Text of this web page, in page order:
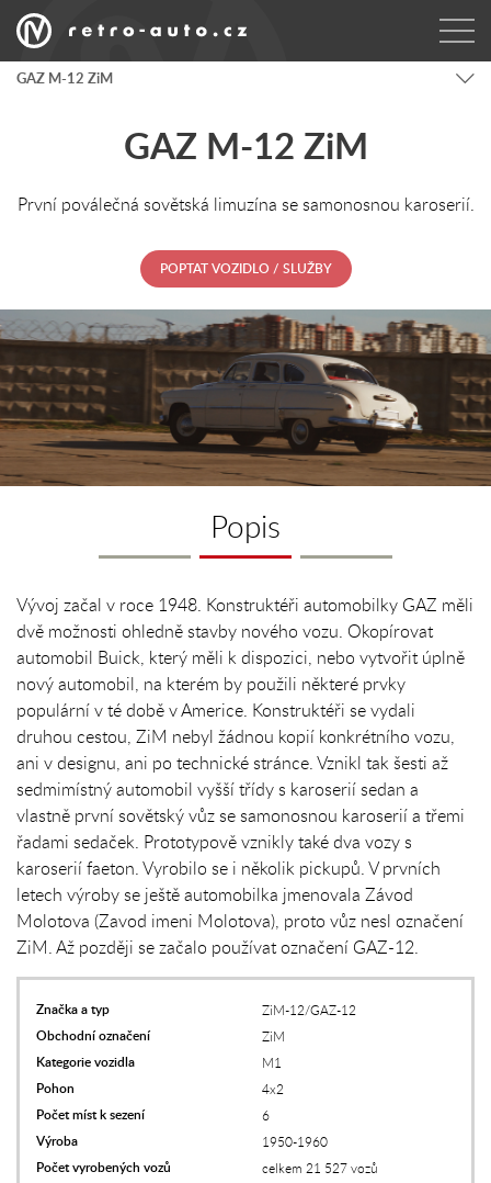
GAZ M-12 ZiM
GAZ M-12 ZiM
První poválečná sovětská limuzína se samonosnou karoserií.
POPTAT VOZIDLO / SLUŽBY
Popis
Značka a typ ZiM-12/GAZ-12
Obchodní označení ZiM
Kategorie vozidla M1
Pohon 4x2
Počet míst k sezení 6
Výroba 1950-1960
Počet vyrobených vozů celkem 21 527 vozů
Vývoj začal v roce 1948. Konstruktéři automobilky GAZ měli
dvě možnosti ohledně stavby nového vozu. Okopírovat
automobil Buick, který měli k dispozici, nebo vytvořit úplně
nový automobil, na kterém by použili některé prvky
populární v té době v Americe. Konstruktéři se vydali
druhou cestou, ZiM nebyl žádnou kopií konkrétního vozu,
ani v designu, ani po technické stránce. Vznikl tak šesti až
sedmimístný automobil vyšší třídy s karoserií sedan a
vlastně první sovětský vůz se samonosnou karoserií a třemi
řadami sedaček. Prototypově vznikly také dva vozy s
karoserií faeton. Vyrobilo se i několik pickupů. V prvních
letech výroby se ještě automobilka jmenovala Závod
Molotova (Zavod imeni Molotova), proto vůz nesl označení
ZiM. Až později se začalo používat označení GAZ-12.